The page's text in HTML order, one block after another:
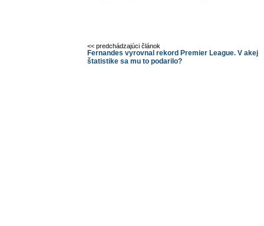
<< predchádzajúci článok
Fernandes vyrovnal rekord Premier League. V akej
štatistike sa mu to podarilo?